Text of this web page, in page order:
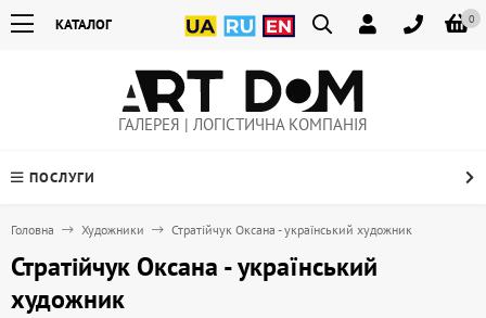
0
КАТАЛОГ
ГАЛЕРЕЯ | ЛОГІСТИЧНА КОМПАНІЯ
ПОСЛУГИ
Головна Художники Стратійчук Оксана - український художник
Стратійчук Оксана - український
художник